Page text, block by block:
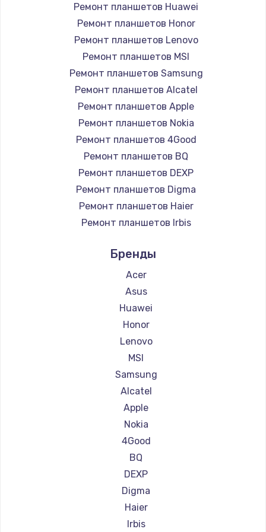
Ремонт планшетов Huawei
Ремонт планшетов Honor
Ремонт планшетов Lenovo
Ремонт планшетов MSI
Ремонт планшетов Samsung
Ремонт планшетов Alcatel
Ремонт планшетов Apple
Ремонт планшетов Nokia
Ремонт планшетов 4Good
Ремонт планшетов BQ
Ремонт планшетов DEXP
Ремонт планшетов Digma
Ремонт планшетов Haier
Ремонт планшетов Irbis
Ремонт планшетов Microsoft
Ремонт планшетов BlackView
Ремонт планшетов Amazon
Ремонт планшетов Aquarius
Ремонт планшетов Philips
Ремонт планшетов Dell
Ремонт планшетов HP
Ремонт планшетов Getac
Ремонт планшетов ZTE
Ремонт планшетов Google
Ремонт планшетов Navitel
Ремонт планшетов Teclast
Ремонт планшетов CHUWI
Бренды
Acer
Asus
Huawei
Honor
Lenovo
MSI
Samsung
Alcatel
Apple
Nokia
4Good
BQ
DEXP
Digma
Haier
Irbis